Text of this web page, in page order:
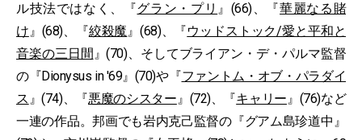
ル技法ではなく、『グラン・プリ 』(66)、『華麗なる賭
け』(68)、『絞殺魔』(68)、『ウッドストック/愛と平和と
音楽の三日間』(70)、そしてブライアン・デ・パルマ監督
の『Dionysus in '69』(70)や『ファントム・オブ・パラダイ
ス 』(74)、『悪魔のシスター』(72)、『キャリー』(76)など
一連の作品。邦画でも岩内克己監督の『グアム島珍道中』